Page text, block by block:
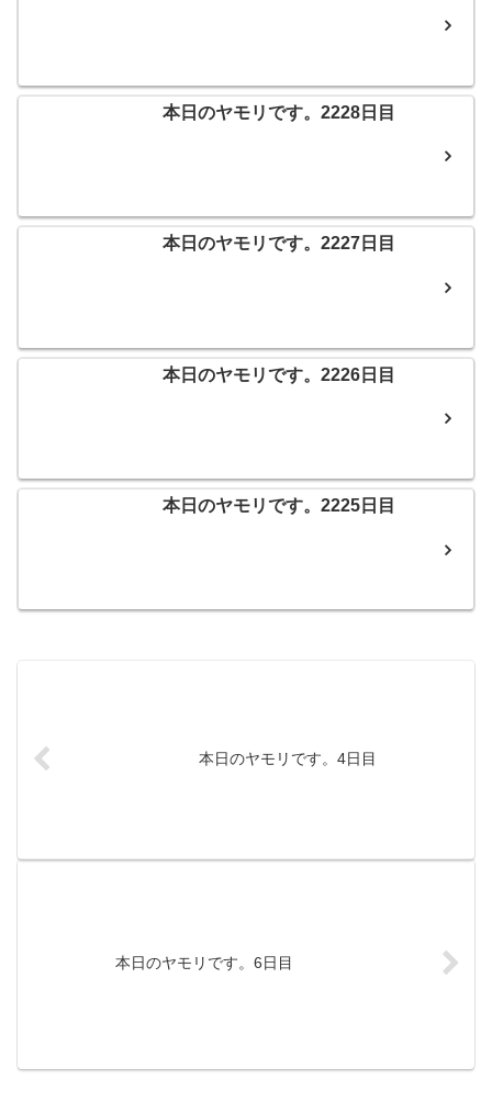
本日のヤモリです。2228日目
本日のヤモリです。2227日目
本日のヤモリです。2226日目
本日のヤモリです。2225日目
本日のヤモリです。4日目
本日のヤモリです。6日目